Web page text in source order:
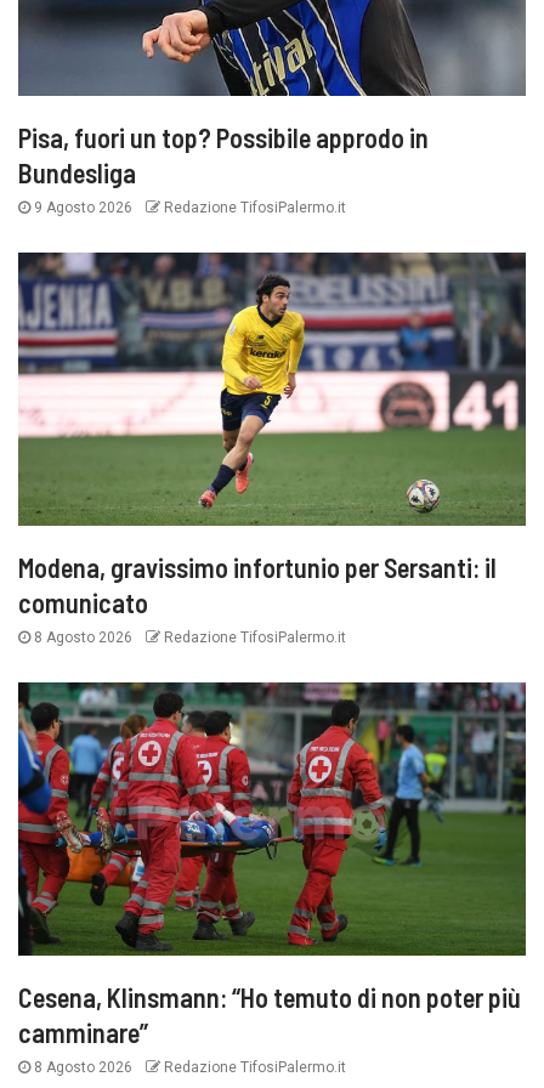
Pisa, fuori un top? Possibile approdo in
Bundesliga
9 Agosto 2026 Redazione TifosiPalermo.it
Modena, gravissimo infortunio per Sersanti: il
comunicato
8 Agosto 2026 Redazione TifosiPalermo.it
Cesena, Klinsmann: “Ho temuto di non poter più
camminare”
8 Agosto 2026 Redazione TifosiPalermo.it